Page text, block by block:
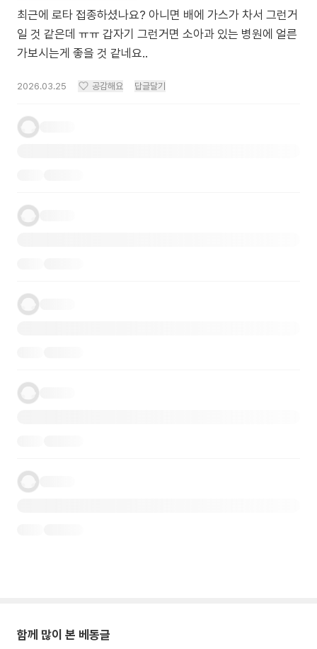
최근에 로타 접종하셨나요? 아니면 배에 가스가 차서 그런거
일 것 같은데 ㅠㅠ 갑자기 그런거면 소아과 있는 병원에 얼른
가보시는게 좋을 것 같네요..
2026.03.25 공감해요 답글달기
함께 많이 본 베동글